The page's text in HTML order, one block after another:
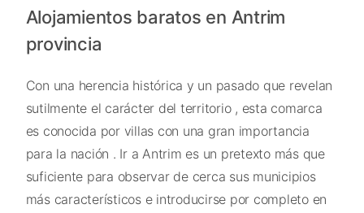
Alojamientos baratos en Antrim
provincia
Con una herencia histórica y un pasado que revelan
sutilmente el carácter del territorio , esta comarca
es conocida por villas con una gran importancia
para la nación . Ir a Antrim es un pretexto más que
suficiente para observar de cerca sus municipios
más característicos e introducirse por completo en